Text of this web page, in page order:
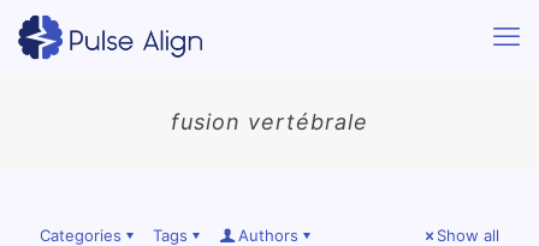
fusion vertébrale
Categories Tags Authors Show all